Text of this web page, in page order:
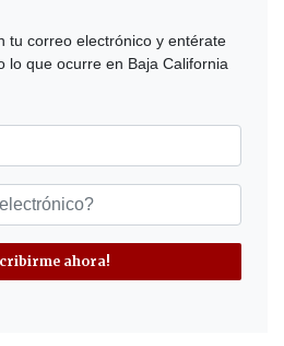
tu correo electrónico y entérate
lo que ocurre en Baja California
ahora!